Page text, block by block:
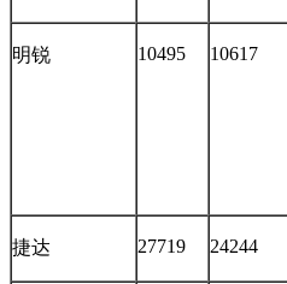
明锐 10495 10617
捷达 27719 24244